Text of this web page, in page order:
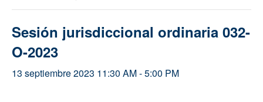
Sesión jurisdiccional ordinaria 032-
O-2023
13 septiembre 2023 11:30 AM-5:00 PM